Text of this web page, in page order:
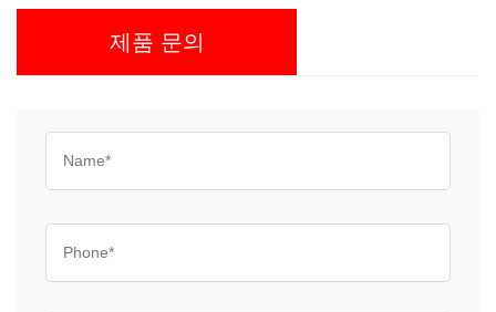
제품 문의